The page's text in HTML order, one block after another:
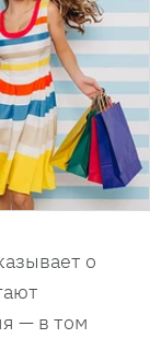
о
— в том